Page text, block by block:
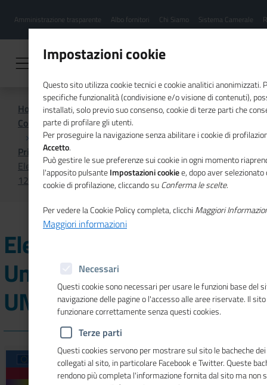
contenuto
Menu
hamburgher
Amministrazione trasparente Albo fornitori Chi Siamo Sistema Camerale
Home
Comunicazione istituzionale per il sistema camerale
Primo Piano
Elenco degli Esperti Unioncamere sulla prassi UNI/Pdr
125:2022
Elenco degli Esperti
Unioncamere sulla prassi
UNI/Pdr 125:2022
Impostazioni cookie
Questo sito utilizza cookie tecnici e cookie analitici anonimizzati.
specifiche funzionalità (condivisione e/o visione di contenuti),
installati, solo previo suo consenso, cookie di terze parti che
parte di profilare gli utenti.
Per proseguire la navigazione senza abilitare i cookie di
Accetto.
Può gestire le sue preferenze sui cookie in ogni momento
l'apposito pulsanteImpostazioni cookiee, dopo aver
cookie di profilazione, cliccando suConferma le scelte.
Per vedere la Cookie Policy completa, clicchi Maggiori
Maggiori informazioni
Necessari
Questi cookie sono necessari per usare le funzioni base del
navigazione delle pagine o l'accesso alle aree riservate. Il
funzionare correttamente senza questi cookies.
Terze parti
Questi cookies servono per mostrare sul sito le bacheche
collegati al sito, in particolare Facebook e Twitter. Queste
rendono più completa l'informazione fornita dal sito ma non